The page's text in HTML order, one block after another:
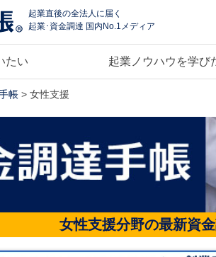
起業直後の全法人に届く
起業･資金調達 国内No.1メディア
たい 起業ノウハウを学び
帳 > 女性支援
女性支援分野の最新資